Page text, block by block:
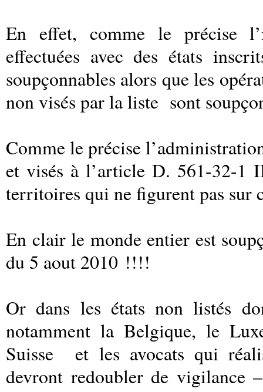
En effet, comme le précise
effectuées avec des états
soupçonnables alors que les
non visés par la liste sont
Comme le précise
et visés à l’article D. 561-32-1
territoires qui ne figurent pas sur
En clair le monde entier est
du 5 aout 2010 !!!!
Or dans les états non listés
notamment la Belgique, le
Suisse
et les avocats qui
devront redoubler de vigilance